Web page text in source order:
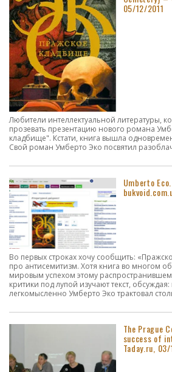
05/12/2011
Любители интеллектуальной литературы,
прозевать презентацию нового романа
кладбище". Кстати, книга вышла
Свой роман Умберто Эко посвятил
Umberto
Во первых строках хочу сообщить:
про антисемитизм. Хотя книга во многом
мировым успехом этому
критики под лупой изучают текст,
легкомысленно Умберто Эко трактовал
The Prague
success of
Taday.ru, 03/